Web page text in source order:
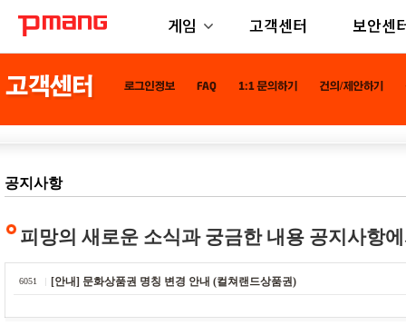
게임 고객센터 보안센
공지사항
피망의 새로운 소식과 궁금한 내용 공지사항
6051 [안내] 문화상품권 명칭 변경 안내 (컬쳐랜드상품권)